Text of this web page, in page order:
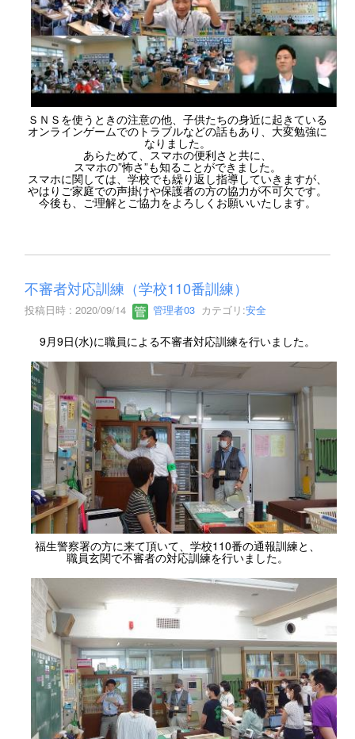
ＳＮＳを使うときの注意の他、子供たちの身近に起きている
オンラインゲームでのトラブルなどの話もあり、大変勉強に
なりました。
あらためて、スマホの便利さと共に、
スマホの”怖さ”も知ることができました。
スマホに関しては、学校でも繰り返し指導していきますが、
やはりご家庭での声掛けや保護者の方の協力が不可欠です。
今後も、ご理解とご協力をよろしくお願いいたします。
不審者対応訓練（学校110番訓練）
投稿日時 : 2020/09/14 管理者03 カテゴリ:安全
9月9日(水)に職員による不審者対応訓練を行いました。
福生警察署の方に来て頂いて、学校110番の通報訓練と、
職員玄関で不審者の対応訓練を行いました。